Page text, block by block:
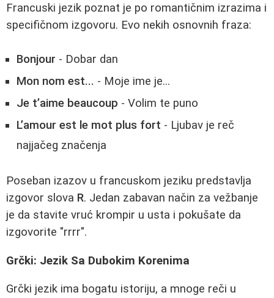
Francuski jezik poznat je po romantičnim izrazima i
specifičnom izgovoru. Evo nekih osnovnih fraza:
Bonjour - Dobar dan
Mon nom est... - Moje ime je...
Je t’aime beaucoup - Volim te puno
L’amour est le mot plus fort - Ljubav je reč
najjačeg značenja
Poseban izazov u francuskom jeziku predstavlja
izgovor slova R. Jedan zabavan način za vežbanje
je da stavite vruć krompir u usta i pokušate da
izgovorite "rrrr".
Grčki: Jezik Sa Dubokim Korenima
Grčki jezik ima bogatu istoriju, a mnoge reči u